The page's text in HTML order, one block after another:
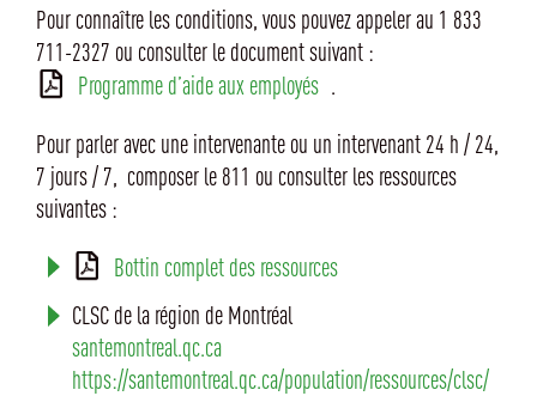
Pour connaître les conditions, vous pouvez appeler au 1 833
711-2327 ou consulter le document suivant :
Programme d’aide aux employés .
Pour parler avec une intervenante ou un intervenant 24 h / 24,
7 jours / 7, composer le 811 ou consulter les ressources
suivantes :
Bottin complet des ressources
CLSC de la région de Montréal
santemontreal.qc.ca
https://santemontreal.qc.ca/population/ressources/clsc/